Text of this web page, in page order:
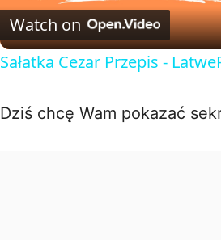
Watch on
Sałatka Cezar Przepis -
Dziś chcę Wam pokazać